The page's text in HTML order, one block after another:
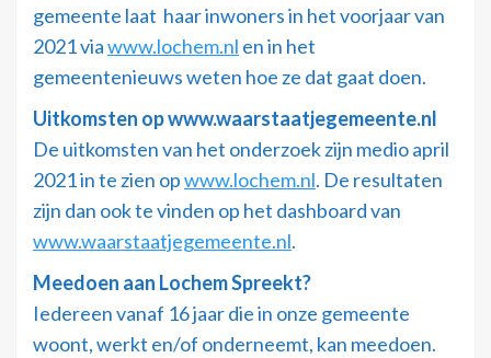
gemeente laat haar inwoners in het voorjaar van
2021 viawww.lochem.nl en in het
gemeentenieuws weten hoe ze dat gaat doen.
Uitkomsten op www.waarstaatjegemeente.nl
De uitkomsten van het onderzoek zijn medio april
2021 in te zien opwww.lochem.nl. De resultaten
zijn dan ook te vinden op het dashboard van
www.waarstaatjegemeente.nl.
Meedoen aan Lochem Spreekt?
Iedereen vanaf 16 jaar die in onze gemeente
woont, werkt en/of onderneemt, kan meedoen.